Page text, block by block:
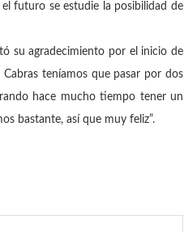
futuro se estudie la posibilidad de
su agradecimiento por el inicio de
teníamos que pasar por dos
hace mucho tiempo tener un
bastante, así que muy feliz”.